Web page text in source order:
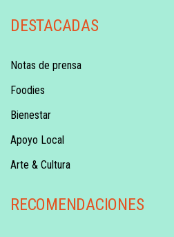
DESTACADAS
Notas de prensa
Foodies
Bienestar
Apoyo Local
Arte & Cultura
RECOMENDACIONES